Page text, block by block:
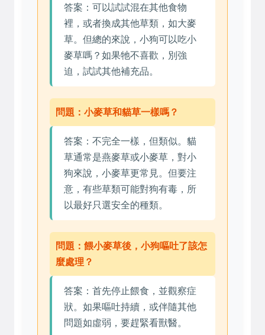
答案：可以試試混在其他食物
裡，或者換成其他草類，如大麥
草。但總的來說，小狗可以吃小
麥草嗎？如果牠不喜歡，別強
迫，試試其他補充品。
問題：小麥草和貓草一樣嗎？
答案：不完全一樣，但類似。貓
草通常是燕麥草或小麥草，對小
狗來說，小麥草更常見。但要注
意，有些草類可能對狗有毒，所
以最好只選安全的種類。
問題：餵小麥草後，小狗嘔吐了該怎
麼處理？
答案：首先停止餵食，並觀察症
狀。如果嘔吐持續，或伴隨其他
問題如虛弱，要趕緊看獸醫。